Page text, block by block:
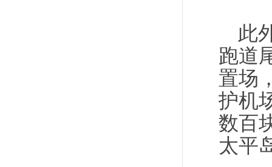
此
跑道
置场
护机
数百
太平